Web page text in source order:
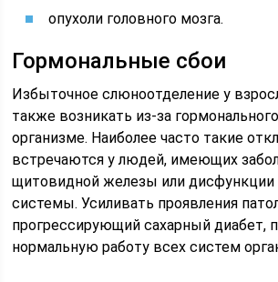
опухоли головного мозга.
Гормональные сбои
Избыточное слюноотделение у
также возникать из-за
организме. Наиболее часто такие
встречаются у людей, имеющих
щитовидной железы или дисфункции
системы. Усиливать проявления
прогрессирующий сахарный
нормальную работу всех систем